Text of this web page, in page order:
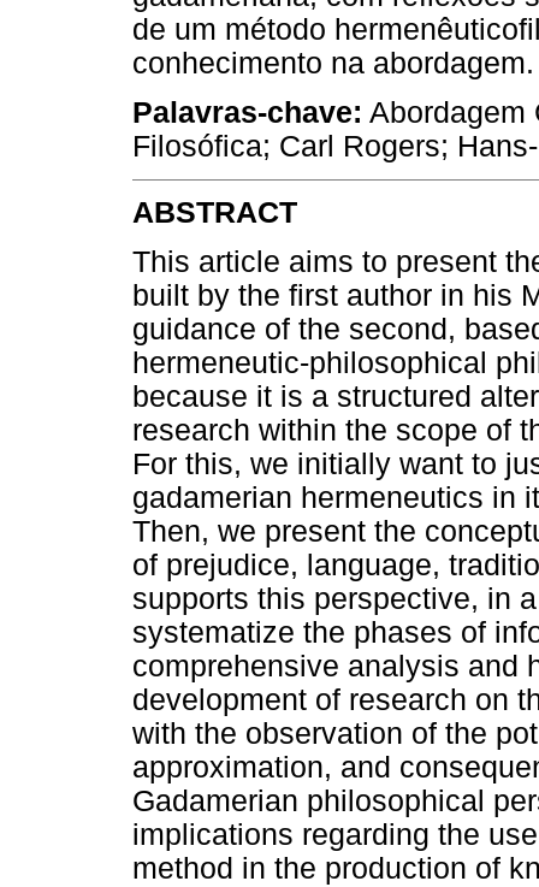
de um método
conhecimento na abordagem.
Palavras-chave: Abordagem
Filosófica; Carl Rogers;
ABSTRACT
This article aims to present
built by the first author in his
guidance of the second,
hermeneutic-philosophical
because it is a structured
research within the scope of
For this, we initially want to
gadamerian hermeneutics in
Then, we present the
of prejudice, language,
supports this perspective, in
systematize the phases of
comprehensive analysis and
development of research on
with the observation of the
approximation, and
Gadamerian philosophical
implications regarding the
method in the production of